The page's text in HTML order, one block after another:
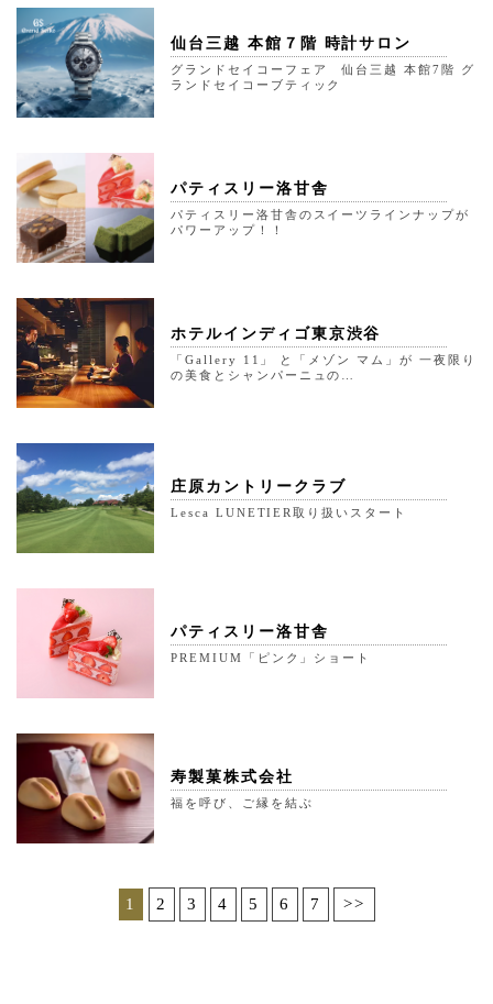
グランドセイコーフェア 仙台三越 本館7階 グ
ランドセイコーブティック
仙台三越 本館７階 時計サロン
パティスリー洛甘舎のスイーツラインナップが
パワーアップ！！
パティスリー洛甘舎
「Gallery 11」 と「メゾン マム」が 一夜限り
の美食とシャンパーニュの…
ホテルインディゴ東京渋谷
Lesca LUNETIER取り扱いスタート
庄原カントリークラブ
PREMIUM「ピンク」ショート
パティスリー洛甘舎
福を呼び、ご縁を結ぶ
寿製菓株式会社
1 2 3 4 5 6 7 >>